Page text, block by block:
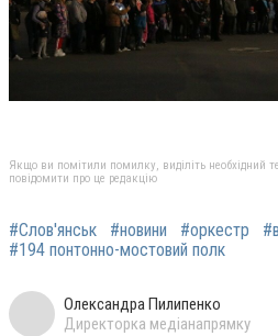
Якщо ви помітили помилку, виділіть необхідний
повідомити про це редакцію
#Слов'янськ #новини #оркестр
#194 понтонно-мостовий полк
Олександра Пилипенко
Директорка медіанапрямку